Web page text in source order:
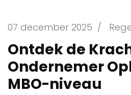
07 december 2025 /
Ontdek de
Ondernemer
MBO-niveau